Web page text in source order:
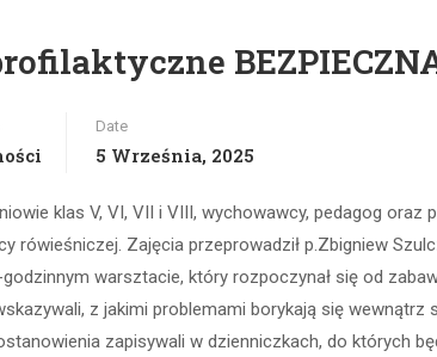
Date
5 Września, 2025
klas V, VI, VII i VIII, wychowawcy, pedagog
rówieśniczej. Zajęcia przeprowadził p.Zbigniew
warsztacie, który rozpoczynał się od
z jakimi problemami borykają się
zapisywali w dzienniczkach, do których